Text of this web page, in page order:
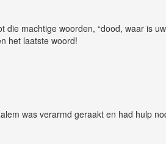
machtige woorden, “dood, waar is
het laatste woord!
was verarmd geraakt en had hulp